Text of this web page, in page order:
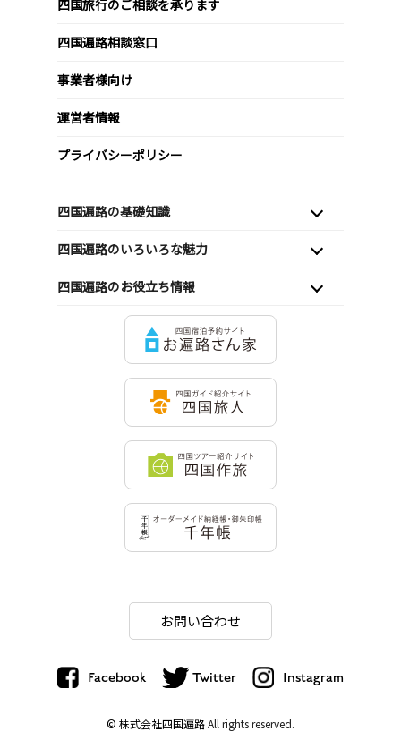
四国旅行のご相談を承ります
四国遍路相談窓口
事業者様向け
運営者情報
プライバシーポリシー
四国遍路の基礎知識
四国遍路のいろいろな魅力
四国遍路のお役立ち情報
お問い合わせ
Facebook Twitter Instagram
© 株式会社四国遍路All rights reserved.